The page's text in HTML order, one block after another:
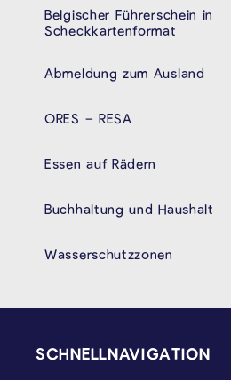
Belgischer Führerschein in
Scheckkartenformat
Abmeldung zum Ausland
Ausländeramt
ORES – RESA
Essen auf Rädern
Buchhaltung und Haushalt
Wasserschutzzonen
SCHNELLNAVIGATION